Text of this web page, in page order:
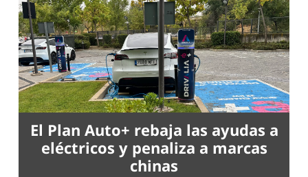
El Plan Auto+ rebaja las ayudas a
eléctricos y penaliza a marcas
chinas